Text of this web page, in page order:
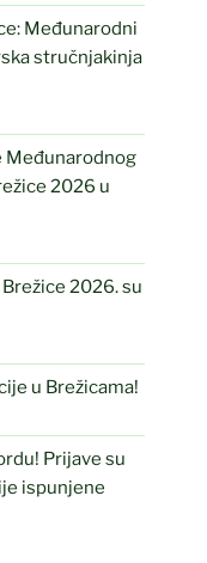
Međunarodni
stručnjakinja
Međunarodnog
2026 u
Brežice 2026. su
u Brežicama!
Prijave su
ispunjene